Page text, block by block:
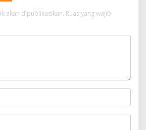
akan dipublikasikan. Ruas yang wajib